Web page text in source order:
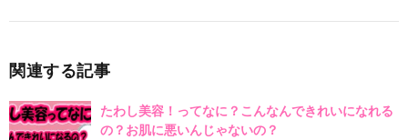
関連する記事
たわし美容！ってなに？こんなんできれいになれる
の？お肌に悪いんじゃないの？